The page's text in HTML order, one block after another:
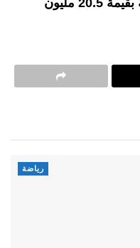
رياضة